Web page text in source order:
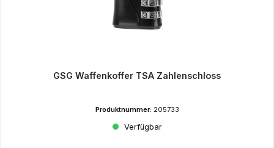
GSG Waffenkoffer TSA Zahlenschloss
Produktnummer: 205733
Verfügbar